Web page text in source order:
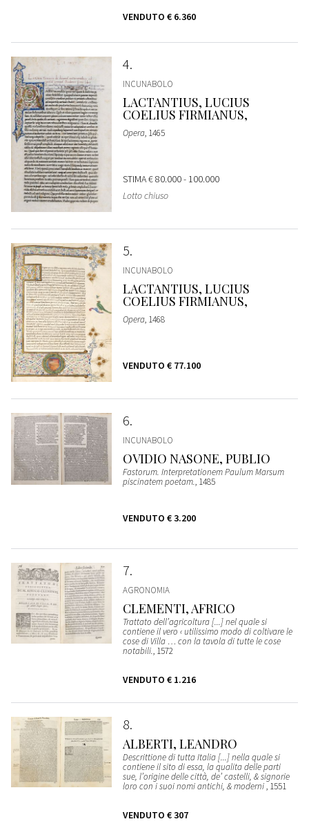
VENDUTO € 6.360
4
INCUNABOLO
LACTANTIUS, LUCIUS
COELIUS FIRMIANUS,
Opera, 1465
STIMA€ 80.000 - 100.000
Lotto chiuso
5
INCUNABOLO
LACTANTIUS, LUCIUS
COELIUS FIRMIANUS,
Opera, 1468
VENDUTO € 77.100
6
INCUNABOLO
OVIDIO NASONE, PUBLIO
Fastorum. Interpretationem Paulum Marsum
piscinatem poetam., 1485
VENDUTO € 3.200
7
AGRONOMIA
CLEMENTI, AFRICO
Trattato dell’agricoltura [...] nel quale si
contiene il vero ‹ utilissimo modo di coltivare le
cose di Villa … con la tavola di tutte le cose
notabili., 1572
VENDUTO € 1.216
8
ALBERTI, LEANDRO
Descrittione di tutta Italia [...] nella quale si
contiene il sito di essa, la qualita delle parti
sue, l’origine delle città, de’ castelli, & signorie
loro con i suoi nomi antichi, & moderni, 1551
VENDUTO € 307